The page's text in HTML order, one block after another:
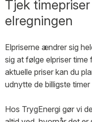
Tjek
elregningen
Elpriserne ændrer sig
sig at følge elpriser time
aktuelle priser kan du
udnytte de billigste
Hos TrygEnergi gør vi